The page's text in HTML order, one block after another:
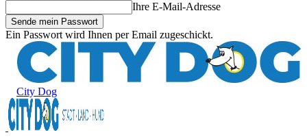
Ihre E-Mail-Adresse
Ein Passwort wird Ihnen per Email zugeschickt.
City Dog